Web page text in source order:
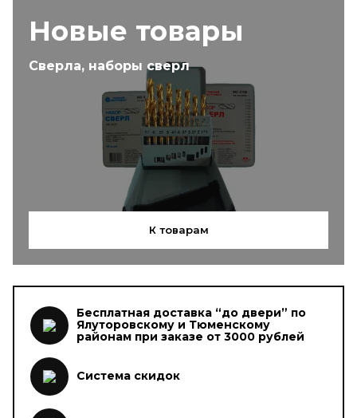
Новые товары
Сверла, наборы сверл
К товарам
Бесплатная доставка “до двери” по
Ялуторовскому и Тюменскому
районам при заказе от 3000 рублей
Система скидок